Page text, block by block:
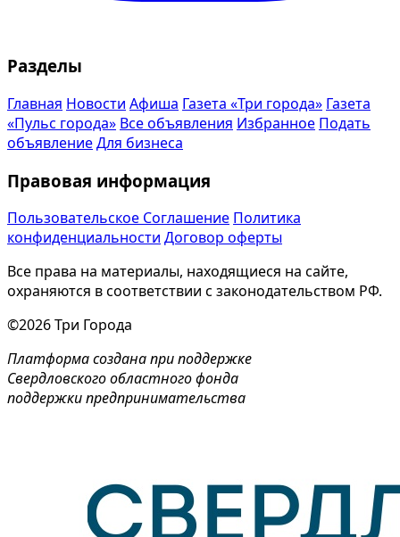
Разделы
Главная Новости Афиша Газета «Три города» Газета
«Пульс города» Все объявления Избранное Подать
объявлениеДля бизнеса
Правовая информация
Пользовательское Соглашение Политика
конфиденциальности Договор оферты
Все права на материалы, находящиеся на сайте,
охраняются в соответствии с законодательством РФ.
©2026 Три Города
Платформа создана при поддержке
Свердловского областного фонда
поддержки предпринимательства